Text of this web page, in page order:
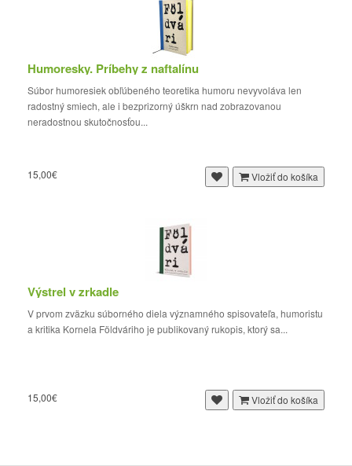
Humoresky. Príbehy z naftalínu
Súbor humoresiek obľúbeného teoretika humoru nevyvoláva len
radostný smiech, ale i bezprizorný úškrn nad zobrazovanou
neradostnou skutočnosťou...
15,00€ Vložiť do košíka
Výstrel v zrkadle
V prvom zväzku súborného diela významného spisovateľa, humoristu
a kritika Kornela Földváriho je publikovaný rukopis, ktorý sa...
15,00€ Vložiť do košíka